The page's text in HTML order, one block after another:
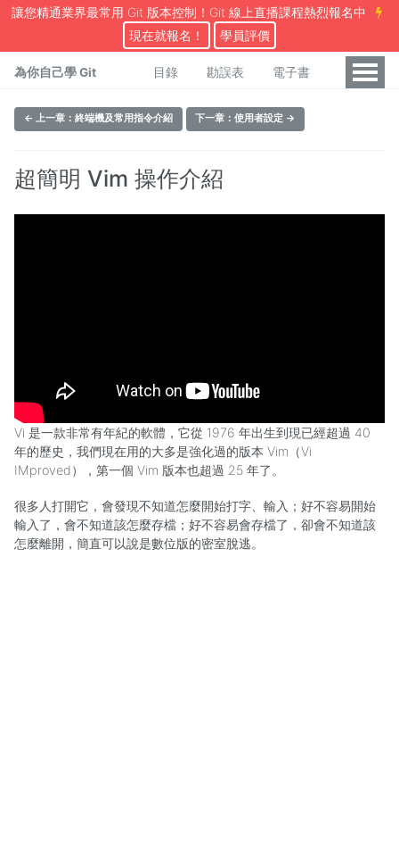
讓您精通業界最常用 Git 版本控制！Git 線上直播課程熱烈報名中
現在就報名！
學員評價
為你自己學 Git 目錄 勘誤表 電子書
← 上一章：終端機及常用指令介紹 下一章：使用者設定 →
超簡明 Vim 操作介紹
Vi 是一款非常有年紀的軟體，它從 1976 年出生到現已經超過 40
年的歷史，我們現在用的大多是強化過的版本 Vim（Vi
IMproved），第一個 Vim 版本也超過 25 年了。
很多人打開它，會發現不知道怎麼開始打字、輸入；好不容易開始
輸入了，會不知道該怎麼存檔；好不容易會存檔了，卻會不知道該
怎麼離開，簡直可以說是數位版的密室脫逃。